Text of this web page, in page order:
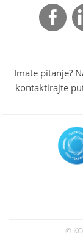
Imate pitanje?
kontaktirajte
©